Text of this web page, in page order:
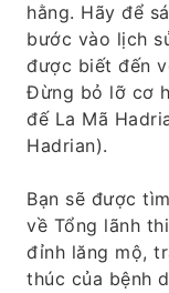
hằng. Hãy để
bước vào lịch
được biết đến
Đừng bỏ lỡ cơ
đế La Mã
Hadrian).
Bạn sẽ được
về Tổng lãnh
đỉnh lăng mộ,
thúc của bệnh